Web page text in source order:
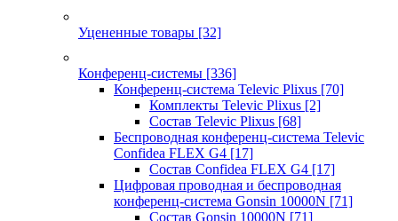
Уцененные товары [32]
Конференц-системы [336]
Конференц-система Televic Plixus [70]
Комплекты Televic Plixus [2]
Состав Televic Plixus [68]
Беспроводная конференц-система Televic
Confidea FLEX G4 [17]
Состав Confidea FLEX G4 [17]
Цифровая проводная и беспроводная
конференц-система Gonsin 10000N [71]
Состав Gonsin 10000N [71]